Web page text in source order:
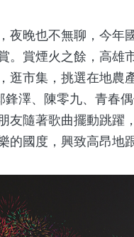
晚也不無聊，今年
。賞煙火之餘，高
逛市集，挑選在地農
澤、陳零九、青春
友隨著歌曲擺動跳
的國度，興致高昂地